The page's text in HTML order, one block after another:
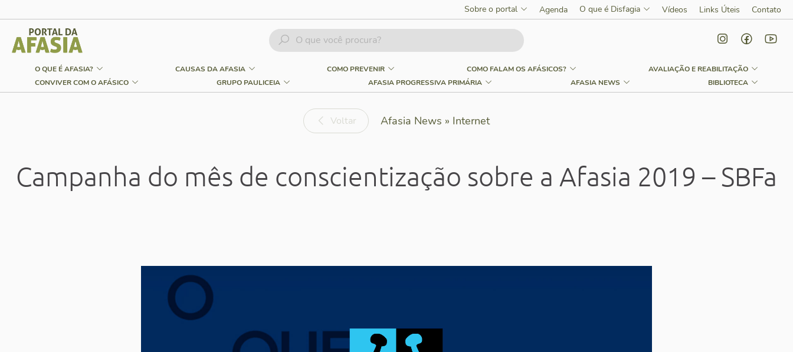
Sobre o portal Agenda O que é Disfagia Vídeos Links Úteis Contato
O QUE É AFASIA? CAUSAS DA AFASIA COMO PREVENIR COMO FALAM OS AFÁSICOS?
AVALIAÇÃO E REABILITAÇÃO
CONVIVER COM O AFÁSICO
GRUPO PAULICEIA AFASIA PROGRESSIVA PRIMÁRIA AFASIA NEWS BIBLIOTECA
Voltar Afasia News » Internet
Campanha do mês de conscientização sobre a Afasia 2019 – SBFa